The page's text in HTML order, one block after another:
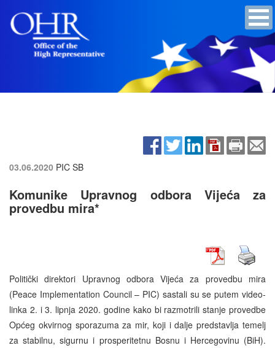
03.06.2020 PIC SB
Komunike Upravnog odbora Vijeća za
provedbu mira*
Politički direktori Upravnog odbora Vijeća za provedbu mira
(Peace Implementation Council – PIC) sastali su se putem video-
linka 2. i 3. lipnja 2020. godine kako bi razmotrili stanje provedbe
Općeg okvirnog sporazuma za mir, koji i dalje predstavlja temelj
za stabilnu, sigurnu i prosperitetnu Bosnu i Hercegovinu (BiH).